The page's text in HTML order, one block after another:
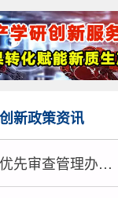
新政策资讯
国知局新版《专利优先审查管理办法》2026年9月1日起施行